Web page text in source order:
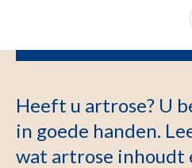
Heeft u artrose? U
in goede handen.
wat artrose inhoudt